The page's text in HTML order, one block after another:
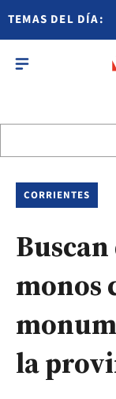
TEMAS DEL DÍA:
CORRIENTES
monos
la